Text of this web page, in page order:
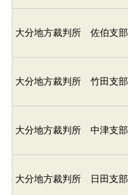
大分地方裁判所 佐伯支部
大分地方裁判所 竹田支部
大分地方裁判所 中津支部
大分地方裁判所 日田支部